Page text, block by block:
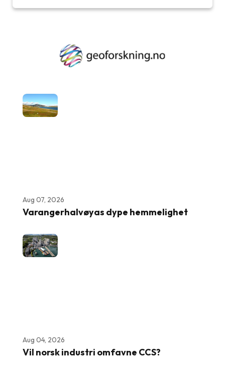
Aug 07, 2026
Varangerhalvøyas dype hemmelighet
Aug 04, 2026
Vil norsk industri omfavne CCS?